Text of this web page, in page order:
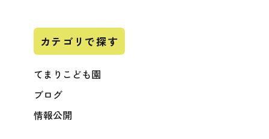
カテゴリで探す
てまりこども園
ブログ
情報公開